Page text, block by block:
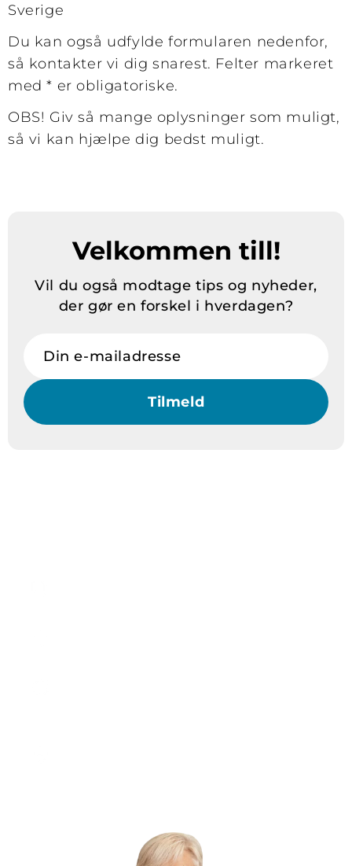
Sverige
Du kan også udfylde formularen nedenfor,
så kontakter vi dig snarest. Felter markeret
med * er obligatoriske.
OBS! Giv så mange oplysninger som muligt,
så vi kan hjælpe dig bedst muligt.
Velkommen till!
Vil du også modtage tips og nyheder,
der gør en forskel i hverdagen?
Din e-mailadresse
Tilmeld